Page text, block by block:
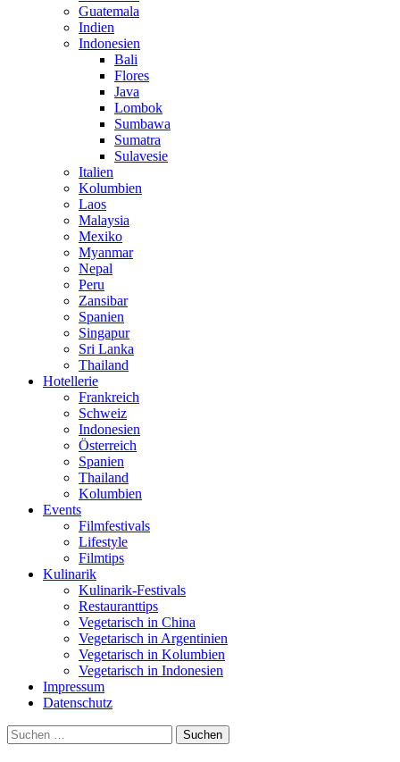
Guatemala
Indien
Indonesien
Bali
Flores
Java
Lombok
Sumbawa
Sumatra
Sulavesie
Italien
Kolumbien
Laos
Malaysia
Mexiko
Myanmar
Nepal
Peru
Zansibar
Spanien
Singapur
Sri Lanka
Thailand
Hotellerie
Frankreich
Schweiz
Indonesien
Österreich
Spanien
Thailand
Kolumbien
Events
Filmfestivals
Lifestyle
Filmtips
Kulinarik
Kulinarik-Festivals
Restauranttips
Vegetarisch in China
Vegetarisch in Argentinien
Vegetarisch in Kolumbien
Vegetarisch in Indonesien
Impressum
Datenschutz
Suchen
nach: